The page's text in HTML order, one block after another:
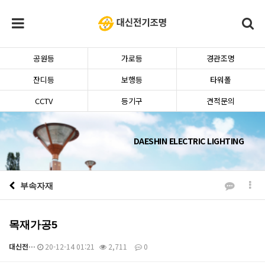
공원등 가로등
경관조명
잔디등
보행등
타워폴
CCTV
등기구 견적문의
DAESHIN ELECTRIC LIGHTING
부속자재
목재가공5
대신전… 20-12-14 01:21 2,711 0